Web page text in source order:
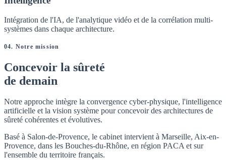
Intégration de l'IA, de l'analytique vidéo et de la corrélation multi-
systèmes dans chaque architecture.
04. Notre mission
Concevoir la sûreté
de demain
Notre approche intègre la convergence cyber-physique, l'intelligence
artificielle et la vision système pour concevoir des architectures de
sûreté cohérentes et évolutives.
Basé à Salon-de-Provence, le cabinet intervient à Marseille, Aix-en-
Provence, dans les Bouches-du-Rhône, en région PACA et sur
l'ensemble du territoire français.